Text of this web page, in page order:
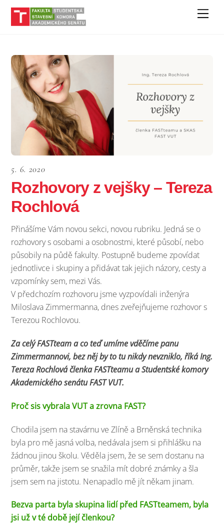
Skip
5. 6. 2020
Rozhovory z vejšky – Tereza
Rochlová
Přinášíme Vám novou sekci, novou rubriku. Jedná se o
rozhovory s osobami a osobnostmi, které působí, nebo
působily na půdě fakulty. Postupně budeme zpovídat
jednotlivce i skupiny a přidávat tak jejich názory, cesty a
vzpomínky sem, mezi Vás.
V předchozím rozhovoru jsme vyzpovídali inženýra
Miloslava Zimmermanna, dnes zveřejňujeme rozhovor s
Terezou Rochlovou.
Za celý FASTteam a co teď umíme vděčíme panu
Zimmermannovi, bez něj by to tu nikdy nevzniklo, říká Ing.
Tereza Rochlová členka FASTteamu a Studentské komory
Akademického senátu FAST VUT.
Proč sis vybrala VUT a zrovna FAST?
Chodila jsem na stavárnu ve Zlíně a Brněnská technika
byla pro mě jasná volba, nedávala jsem si přihlášku na
žádnou jinou školu. Věděla jsem, že se sem dostanu na
průměr, takže jsem se snažila mít dobré známky a šla
jsem sem na jistotu. Nenapadlo mě jít někam jinam.
Bezva parta byla skupina lidí před FASTteamem, byla
jsi už v té době její členkou?